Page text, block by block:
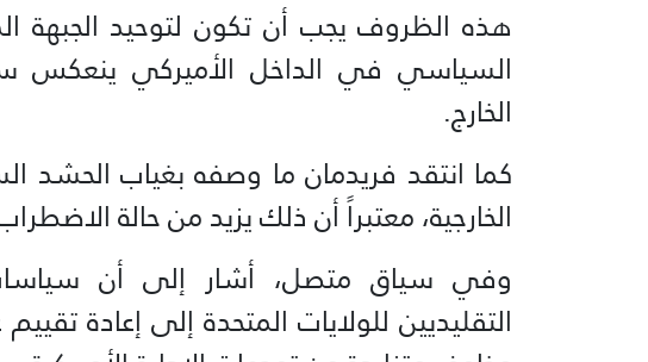
هذه الظروف يجب أن تكون لتوحيد الجبهة
السياسي في الداخل الأميركي ينعكس
الخارج.
كما انتقد فريدمان ما وصفه بغياب
الخارجية، معتبراً أن ذلك يزيد من حالة
وفي سياق متصل، أشار إلى أن
التقليديين للولايات المتحدة إلى إعادة